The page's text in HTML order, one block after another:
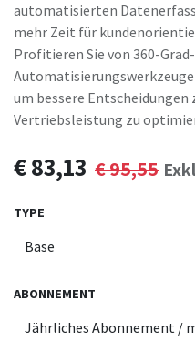
automatisierten
mehr Zeit für
Profitieren Sie von 360-
um bessere Entscheidungen
Vertriebsleistung zu
€83,13 €95,55
TYPE
ABONNEMENT